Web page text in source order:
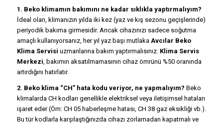
1. Beko klimamın bakımını ne kadar sıklıkla yaptırmalıyım?
İdeal olan, klimanızın yılda iki kez (yaz ve kış sezonu geçişlerinde)
periyodik bakıma girmesidir. Ancak cihazınızı sadece soğutma
amaçlı kullanıyorsanız, her yıl yaz başı mutlaka Avcılar Beko
Klima Servisi uzmanlarına bakım yaptırmalısınız. Klima Servis
Merkezi, bakımın aksatılmamasının cihaz ömrünü %50 oranında
artırdığını hatırlatır.
2. Beko klima “CH” hata kodu veriyor, ne yapmalıyım? Beko
klimalarda CH kodları genellikle elektriksel veya iletişimsel hataları
işaret eder (Örn: CH 05 haberleşme hatası, CH 38 gaz eksikliği vb.).
Bu tür kodlarla karşılaştığınızda cihazı zorlamadan kapatmalı ve